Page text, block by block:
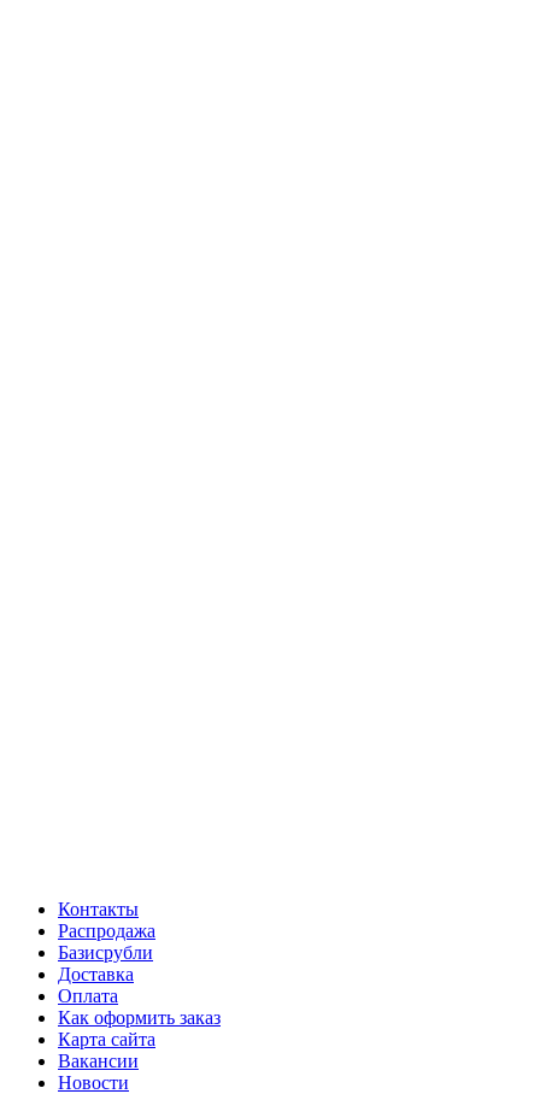
Контакты
Распродажа
Базисрубли
Доставка
Оплата
Как оформить заказ
Карта сайта
Вакансии
Новости